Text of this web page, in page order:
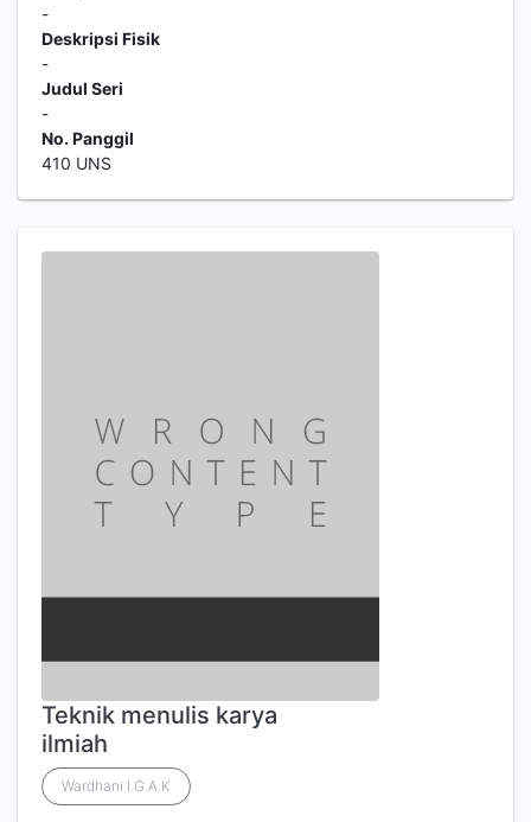
-
Deskripsi Fisik
-
Judul Seri
-
No. Panggil
410 UNS
Teknik menulis karya
ilmiah
Wardhani I.G.A.K